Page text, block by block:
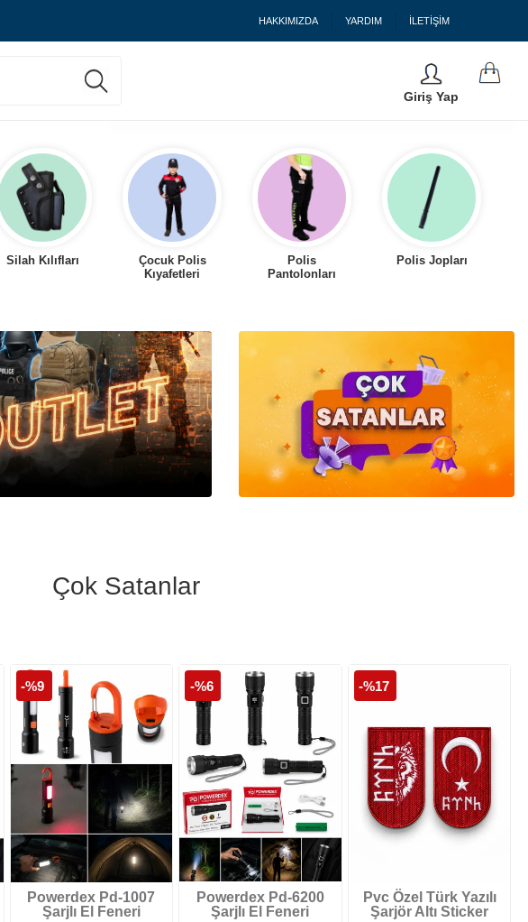
HAKKIMIZDA YARDIM İLETİŞİM
Giriş Yap
Silah Kılıfları
Çocuk Polis
Kıyafetleri
Polis
Pantolonları
Polis Jopları
Polis Tişörtleri Polis Cüzdanları
Polis Şapka ve
Kepleri
Çok Satanlar
-%9
Powerdex Pd-1007
Şarjlı El Feneri
-%6
Powerdex Pd-6200
Şarjlı El Feneri
-%17
Pvc Özel Türk Yazılı
Şarjör Altı Sticker